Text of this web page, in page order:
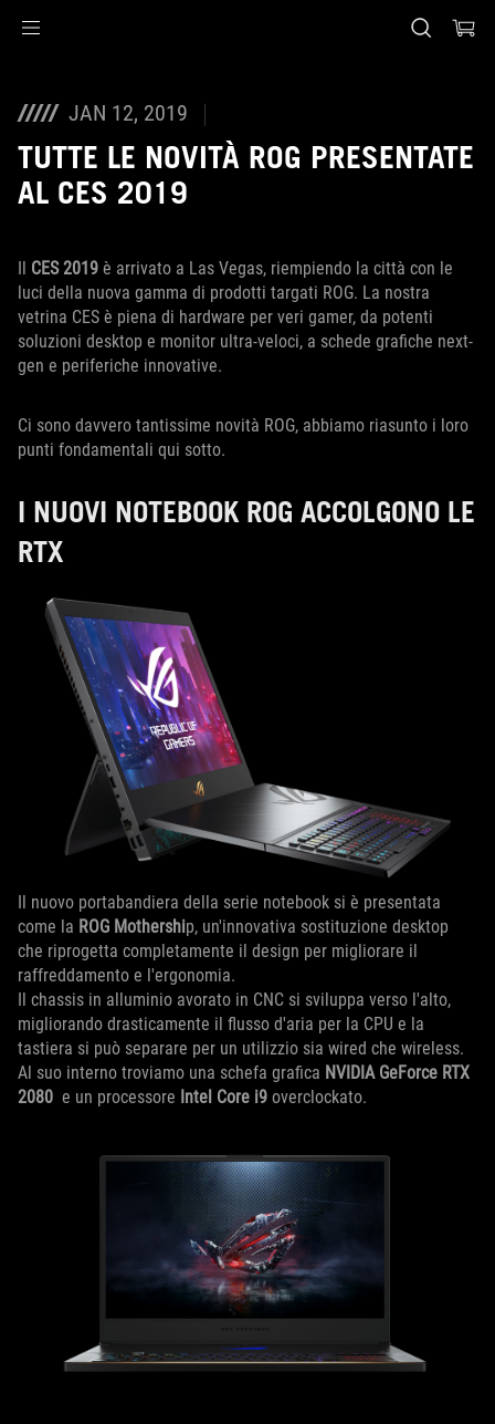
JAN 12, 2019
TUTTE LE NOVITÀ ROG PRESENTATE
AL CES 2019
Il CES 2019 è arrivato a Las Vegas, riempiendo la città con le
luci della nuova gamma di prodotti targati ROG. La nostra
vetrina CES è piena di hardware per veri gamer, da potenti
soluzioni desktop e monitor ultra-veloci, a schede grafiche next-
gen e periferiche innovative.
Ci sono davvero tantissime novità ROG, abbiamo riasunto i loro
punti fondamentali qui sotto.
I NUOVI NOTEBOOK ROG ACCOLGONO LE
RTX
Il nuovo portabandiera della serie notebook si è presentata
come la ROG Mothership, un'innovativa sostituzione desktop
che riprogetta completamente il design per migliorare il
raffreddamento e l'ergonomia.
Il chassis in alluminio avorato in CNC si sviluppa verso l'alto,
migliorando drasticamente il flusso d'aria per la CPU e la
tastiera si può separare per un utilizzio sia wired che wireless.
Al suo interno troviamo una schefa grafica NVIDIA GeForce RTX
2080 e un processore Intel Core i9 overclockato.